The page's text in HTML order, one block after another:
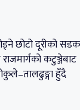
छोटो दूरीको सडक
कटुञ्जेबाट
हुँदै